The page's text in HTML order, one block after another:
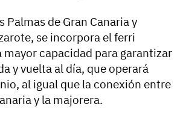
Palmas de Gran Canaria y
se incorpora el ferri
mayor capacidad para garantizar
y vuelta al día, que operará
al igual que la conexión entre
y la majorera.